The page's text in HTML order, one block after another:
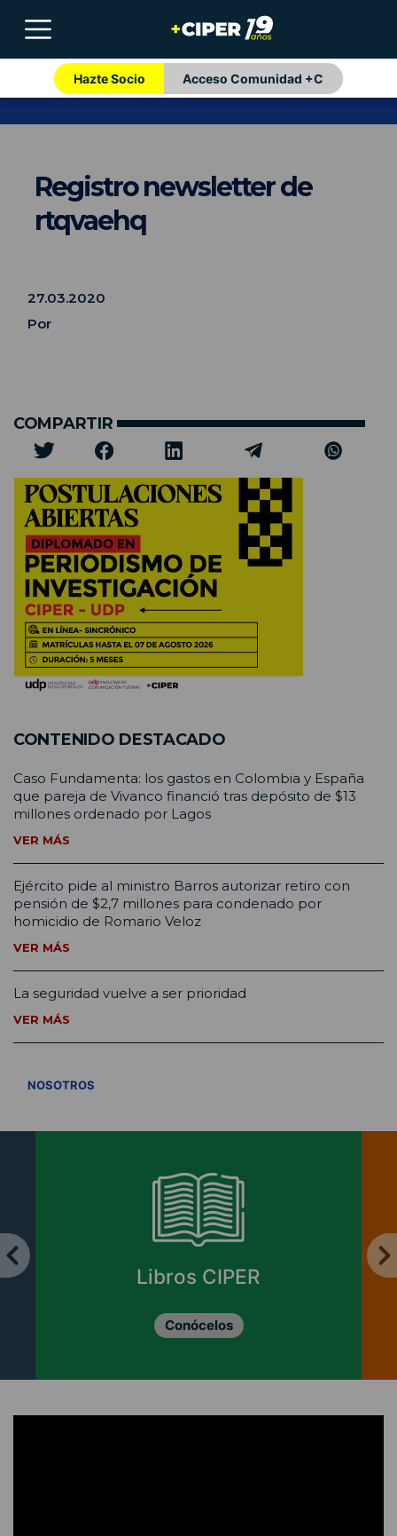
Hazte Socio Acceso Comunidad +C
Registro newsletter de
rtqvaehq
27.03.2020
Por
COMPARTIR
CONTENIDO DESTACADO
Caso Fundamenta: los gastos en Colombia y España
que pareja de Vivanco financió tras depósito de $13
millones ordenado por Lagos
VER MÁS
Ejército pide al ministro Barros autorizar retiro con
pensión de $2,7 millones para condenado por
homicidio de Romario Veloz
VER MÁS
La seguridad vuelve a ser prioridad
VER MÁS
NOSOTROS
Libros CIPER
Conócelos